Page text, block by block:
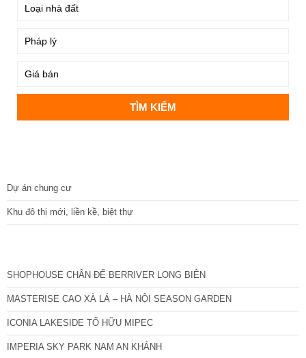
Dự án chung cư
Khu đô thị mới, liền kề, biệt thự
SHOPHOUSE CHÂN ĐẾ BERRIVER LONG BIÊN
MASTERISE CAO XÀ LÁ – HÀ NỘI SEASON GARDEN
ICONIA LAKESIDE TỐ HỮU MIPEC
IMPERIA SKY PARK NAM AN KHÁNH